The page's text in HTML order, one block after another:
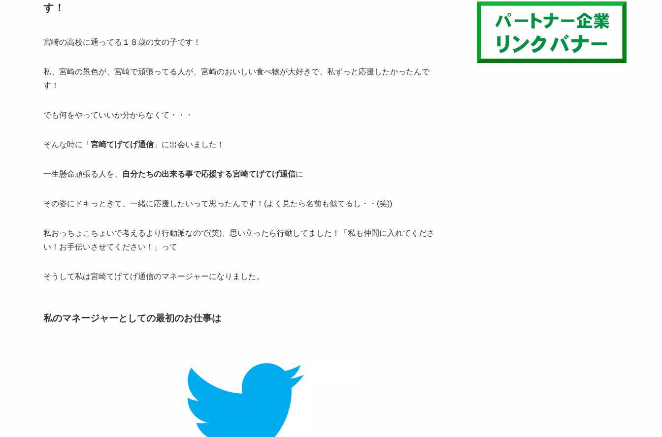
す！
宮崎の高校に通ってる１８歳の女の子です！
私、宮崎の景色が、宮崎で頑張ってる人が、宮崎のおいしい食べ物が大好きで、私ずっと応援したかったんで
す！
でも何をやっていいか分からなくて・・・
そんな時に「 宮崎てげてげ通信」に出会いました！
一生懸命頑張る人を、 自分たちの出来る事で応援する宮崎てげてげ通信に
その姿にドキっときて、一緒に応援したいって思ったんです！(よく見たら名前も似てるし・・(笑))
私おっちょこちょいで考えるより行動派なので(笑)、思い立ったら行動してました！「私も仲間に入れてくださ
い！お手伝いさせてください！」って
そうして私は宮崎てげてげ通信のマネージャーになりました。
私のマネージャーとしての最初のお仕事は